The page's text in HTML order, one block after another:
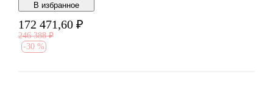
В избранноe
172 471,60 ₽
246 388 ₽
-30 %